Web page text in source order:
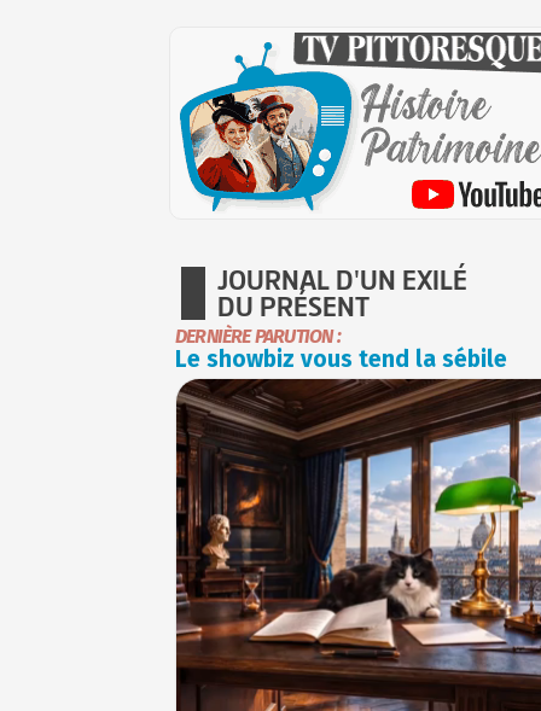
JOURNAL D'UN EXILÉ
DU PRÉSENT
DERNIÈRE PARUTION :
Le showbiz vous tend la sébile